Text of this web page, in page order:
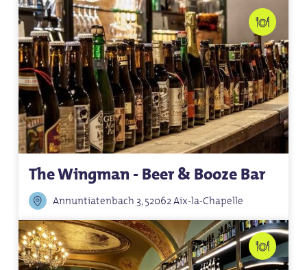
The Wingman - Beer & Booze Bar
Annuntiatenbach 3, 52062 Aix-la-Chapelle